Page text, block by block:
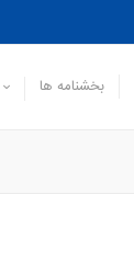
بخشنامه ها